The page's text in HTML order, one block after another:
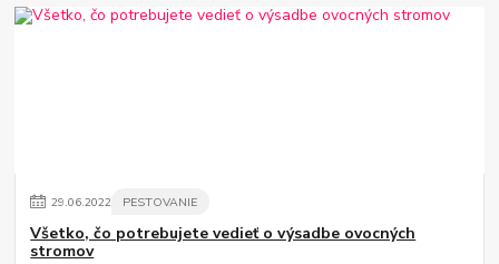
29.06.2022 PESTOVANIE
Všetko, čo potrebujete vedieť o výsadbe ovocných
stromov